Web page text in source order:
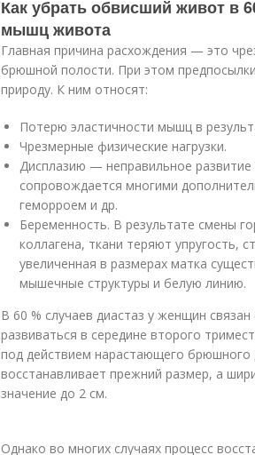
Как убрать обвисший живот в
мышц живота
Главная причина расхождения — это
брюшной полости. При этом
природу. К ним относят:
Потерю эластичности мышц в
Чрезмерные физические нагрузки.
Дисплазию — неправильное
сопровождается многими
геморроем и др.
Беременность. В результате смены
коллагена, ткани теряют упругость,
увеличенная в размерах матка
мышечные структуры и белую линию.
В 60 % случаев диастаз у женщин
развиваться в середине второго
под действием нарастающего
восстанавливает прежний размер, а
значение до 2 см.
Однако во многих случаях процесс